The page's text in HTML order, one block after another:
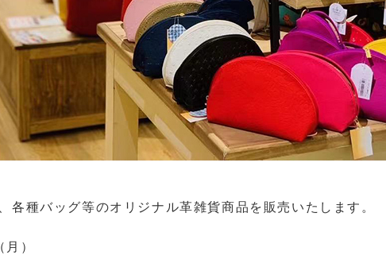
各種バッグ等のオリジナル革雑貨商品を販売いたします。
）